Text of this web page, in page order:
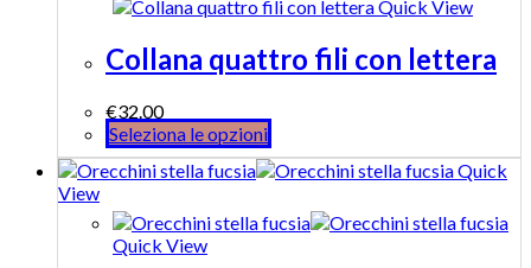
Quick View
Collana quattro fili con lettera
€32.00
Seleziona le opzioni
Quick
View
Quick View